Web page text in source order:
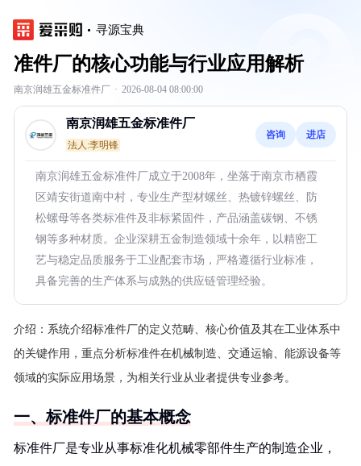
寻源宝典
准件厂的核心功能与行业应用解析
南京润雄五金标准件厂 · 2026-08-04 08:00:00
南京润雄五金标准件厂
法人:李明锋
咨询 进店
南京润雄五金标准件厂成立于2008年，坐落于南京市栖霞
区靖安街道南中村，专业生产型材螺丝、热镀锌螺丝、防
松螺母等各类标准件及非标紧固件，产品涵盖碳钢、不锈
钢等多种材质。企业深耕五金制造领域十余年，以精密工
艺与稳定品质服务于工业配套市场，严格遵循行业标准，
具备完善的生产体系与成熟的供应链管理经验。
介绍： 系统介绍标准件厂的定义范畴、核心价值及其在工业体系中
的关键作用，重点分析标准件在机械制造、交通运输、能源设备等
领域的实际应用场景，为相关行业从业者提供专业参考。
一、标准件厂的基本概念
标准件厂是专业从事标准化机械零部件生产的制造企业，